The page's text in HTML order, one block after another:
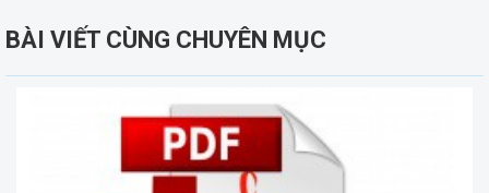
BÀI VIẾT CÙNG CHUYÊN MỤC